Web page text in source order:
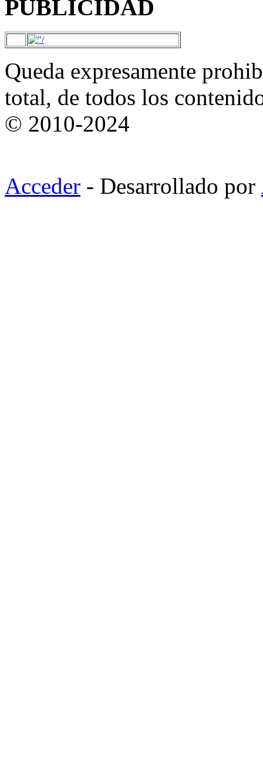
PUBLICIDAD
Queda expresamente
total, de todos los
© 2010-2024
Acceder - Desarrollado por